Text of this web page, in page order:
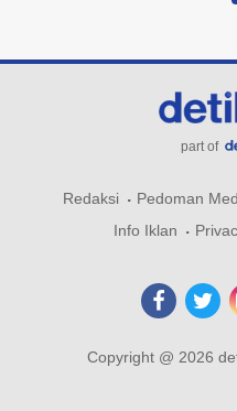
part of
Redaksi Pedoman
Info Iklan
Copyright @ 2026